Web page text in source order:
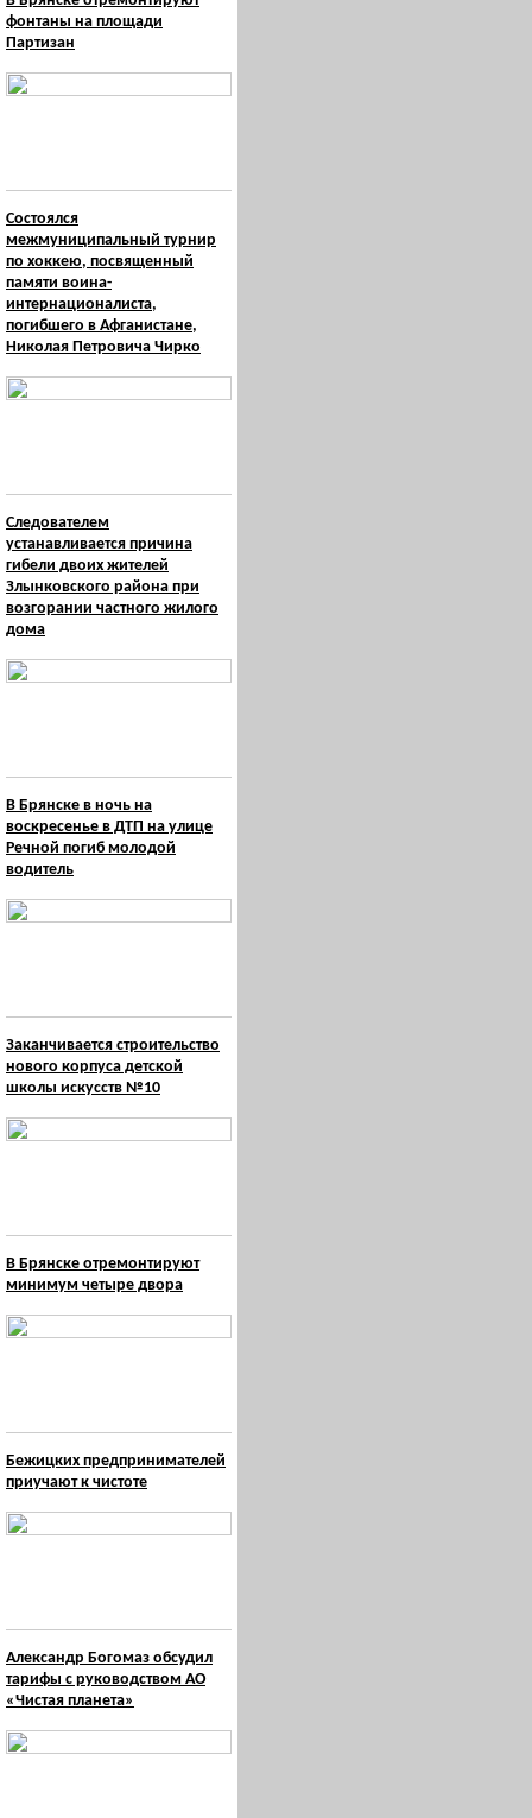
фонтаны на площади
Партизан
Состоялся
межмуниципальный турнир
по хоккею, посвященный
памяти воина-
интернационалиста,
погибшего в Афганистане,
Николая Петровича Чирко
Следователем
устанавливается причина
гибели двоих жителей
Злынковского района при
возгорании частного жилого
дома
В Брянске в ночь на
воскресенье в ДТП на улице
Речной погиб молодой
водитель
Заканчивается строительство
нового корпуса детской
школы искусств №10
В Брянске отремонтируют
минимум четыре двора
Бежицких предпринимателей
приучают к чистоте
Александр Богомаз обсудил
тарифы с руководством АО
«Чистая планета»